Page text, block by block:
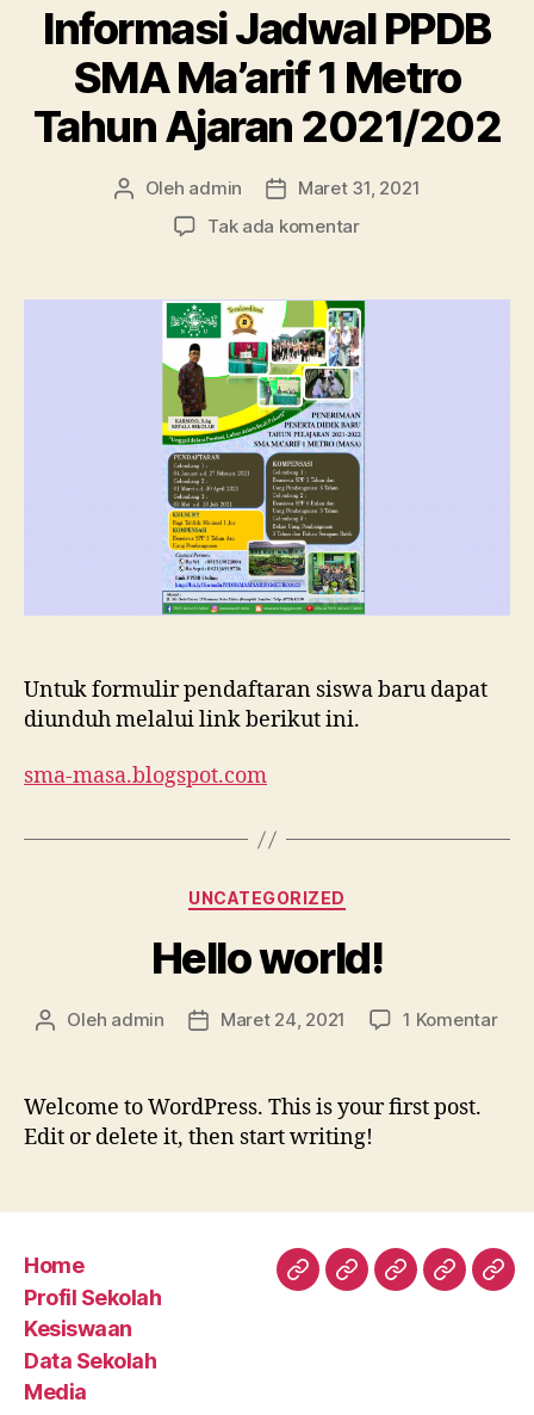
Informasi Jadwal PPDB
SMA Ma’arif 1 Metro
Tahun Ajaran 2021/202
Penulis
artikel
Oleh admin
Tanggal
artikel
Maret 31, 2021
Tak ada komentarpada
PPDB
SMA
Ma’arif
1
Metro
Tahun
Ajaran
2021/202
Untuk formulir pendaftaran siswa baru dapat
diunduh melalui link berikut ini.
sma-masa.blogspot.com
Kategori
UNCATEGORIZED
Hello world!
Penulis
Oleh admin
Tanggal
Maret 24, 2021 1 Komentar
Welcome to WordPress. This is your first post.
Edit or delete it, then start writing!
Home
Profil Sekolah
Kesiswaan
Data Sekolah
Media
HomeProfilKesiswaan
Data